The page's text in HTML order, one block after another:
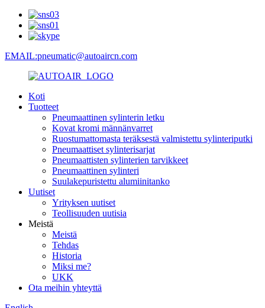
EMAIL:pneumatic@autoaircn.com
Koti
Tuotteet
Pneumaattinen sylinterin letku
Kovat kromi männänvarret
Ruostumattomasta teräksestä valmistettu sylinteriputki
Pneumaattiset sylinterisarjat
Pneumaattisten sylinterien tarvikkeet
Pneumaattinen sylinteri
Suulakepuristettu alumiinitanko
Uutiset
Yrityksen uutiset
Teollisuuden uutisia
Meistä
Meistä
Tehdas
Historia
Miksi me?
UKK
Ota meihin yhteyttä